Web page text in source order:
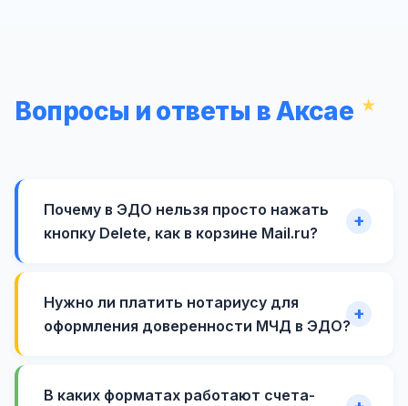
Вопросы и ответы в Аксае
Почему в ЭДО нельзя просто нажать
кнопку Delete, как в корзине Mail.ru?
Нужно ли платить нотариусу для
оформления доверенности МЧД в ЭДО?
В каких форматах работают счета-